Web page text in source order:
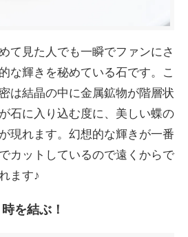
て見た人でも一瞬でファンにさ
な輝きを秘めている石です。こ
は結晶の中に金属鉱物が階層状
石に入り込む度に、美しい蝶の
現れます。幻想的な輝きが一番
カットしているので遠くからで
ます♪
を結ぶ！